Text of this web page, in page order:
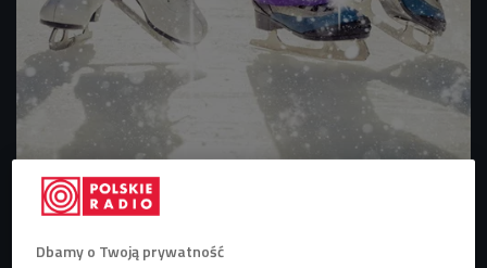
Zwykłe lodowisko to przeżytek. Fani łyżwiarstwa mogą ślizgać się na dachach,
jeziorach i w pałacach
Foto: Shuttersock.com/dom. publiczna/Pavel Ilyukhin
Dbamy o Twoją prywatność